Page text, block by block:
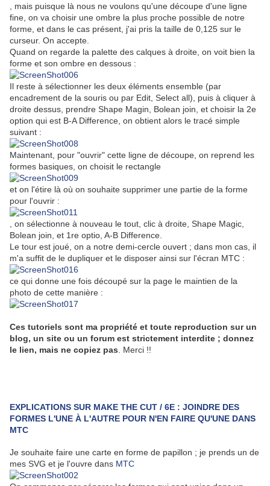
, mais puisque là nous ne voulons qu'une découpe d'une ligne
fine, on va choisir une ombre la plus proche possible de notre
forme, et dans le cas présent, j'ai pris la taille de 0,125 sur le
curseur. On accepte.
Quand on regarde la palette des calques à droite, on voit bien la
forme et son ombre en dessous :
Il reste à sélectionner les deux éléments ensemble (par
encadrement de la souris ou par Edit, Select all), puis à cliquer à
droite dessus, prendre Shape Magin, Bolean join, et choisir la 2e
option qui est B-A Difference, on obtient alors le tracé simple
suivant :
Maintenant, pour "ouvrir" cette ligne de découpe, on reprend les
formes basiques, on choisit le rectangle
et on l'étire là où on souhaite supprimer une partie de la forme
pour l'ouvrir :
, on sélectionne à nouveau le tout, clic à droite, Shape Magic,
Bolean join, et 1re optio, A-B Difference.
Le tour est joué, on a notre demi-cercle ouvert ; dans mon cas, il
m'a suffit de le dupliquer et le disposer ainsi sur l'écran MTC :
ce qui donne une fois découpé sur la page le maintien de la
photo de cette manière :
Ces tutoriels sont ma propriété et toute reproduction sur un
blog, un site ou un forum est strictement interdite ; donnez
le lien, mais ne copiez pas . Merci !!
EXPLICATIONS SUR MAKE THE CUT / 6E : JOINDRE DES
FORMES L'UNE À L'AUTRE POUR N'EN FAIRE QU'UNE DANS
MTC
Je souhaite faire une carte en forme de papillon ; je prends un de
mes SVG et je l'ouvre dans MTC